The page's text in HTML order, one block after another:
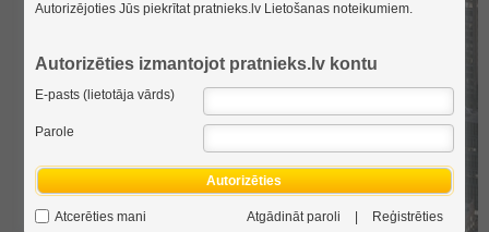
Autorizējoties Jūs piekrītat pratnieks.lv Lietošanas noteikumiem.
Autorizēties izmantojot pratnieks.lv kontu
E-pasts (lietotāja vārds)
Parole
Autorizēties
Atcerēties mani Atgādināt paroli Reģistrēties